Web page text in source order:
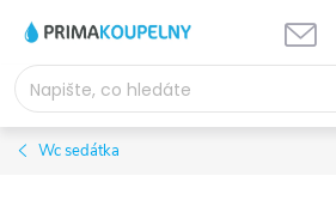
obsah
Wc sedátka